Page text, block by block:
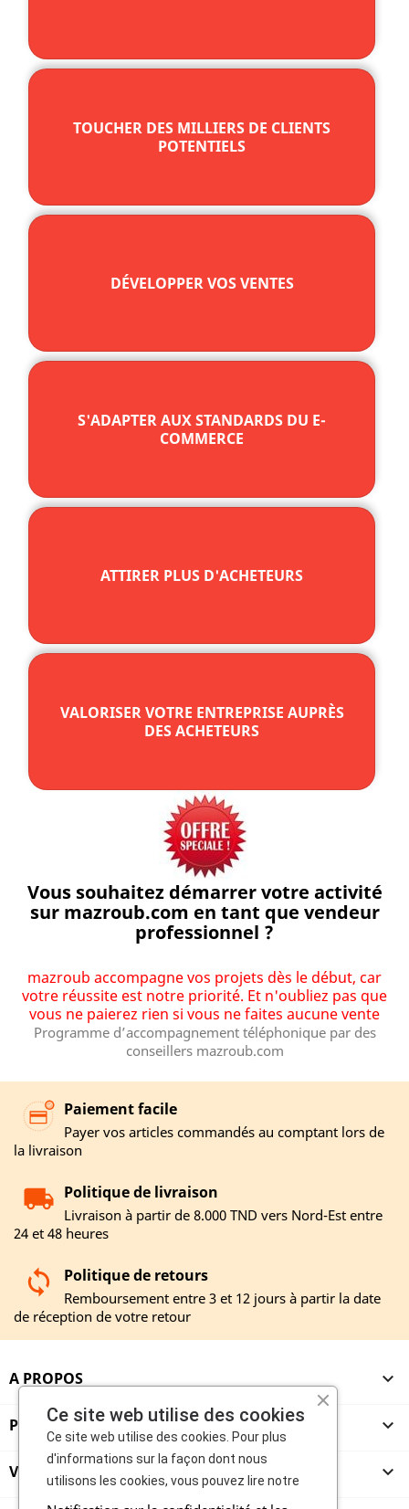
TOUCHER DES MILLIERS DE CLIENTS
POTENTIELS
DÉVELOPPER VOS VENTES
S'ADAPTER AUX STANDARDS DU E-
COMMERCE
ATTIRER PLUS D'ACHETEURS
VALORISER VOTRE ENTREPRISE AUPRÈS
DES ACHETEURS
Vous souhaitez démarrer votre activité
sur mazroub.com en tant que vendeur
professionnel ?
mazroub accompagne vos projets dès le début, car
votre réussite est notre priorité. Et n'oubliez pas que
vous ne paierez rien si vous ne faites aucune vente
Programme d’accompagnement téléphonique par des
conseillers mazroub.com
Paiement facile
Payer vos articles commandés au comptant lors de
la livraison
Politique de livraison
Livraison à partir de 8.000 TND vers Nord-Est entre
24 et 48 heures
Politique de retours
Remboursement entre 3 et 12 jours à partir la date
de réception de votre retour
A PROPOS 
PRODUITS 
VENDEURS 
Ce site web utilise des cookies
Ce site web utilise des cookies. Pour plus
d'informations sur la façon dont nous
utilisons les cookies, vous pouvez lire notre